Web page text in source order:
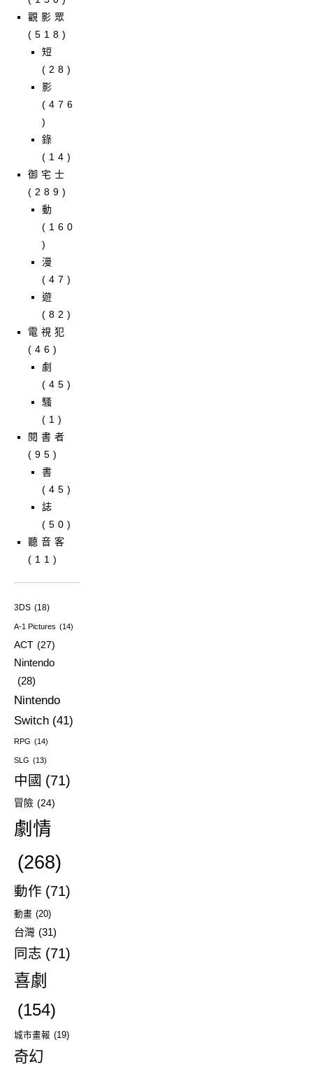
觀影眾
(518)
短
(28)
影
(476
)
錄
(14)
御宅士
(289)
動
(160
)
漫
(47)
遊
(82)
電視犯
(46)
劇
(45)
騷
(1)
閱書者
(95)
書
(45)
誌
(50)
聽音客
(11)
3DS (18)
A-1 Pictures (14)
ACT (27)
Nintendo
(28)
Nintendo
Switch (41)
RPG (14)
SLG (13)
中國 (71)
冒險 (24)
劇情
(268)
動作 (71)
動畫 (20)
台灣 (31)
同志 (71)
喜劇
(154)
城市畫報 (19)
奇幻